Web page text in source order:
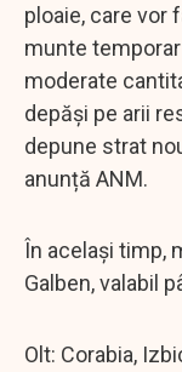
ploaie, care vor
munte
moderate
depăși pe arii
depune strat
anunță ANM.
În același timp,
Galben, valabil
Olt: Corabia,